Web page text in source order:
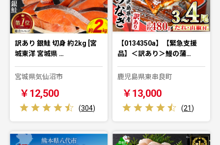
訳あり 銀鮭 切身 約2kg [宮
城東洋 宮城県 …
宮城県気仙沼市
￥12,500
(304)
【0134350a】【緊急支援
品】＜訳あり＞鰻の蒲…
鹿児島県東串良町
￥13,000
(21)